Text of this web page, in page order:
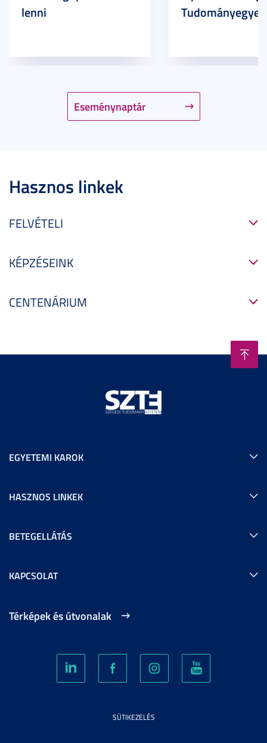
Eseménynaptár
lenni
Hasznos linkek
FELVÉTELI
KÉPZÉSEINK
CENTENÁRIUM
EGYETEMI KAROK
HASZNOS LINKEK
BETEGELLÁTÁS
KAPCSOLAT
Térképek és útvonalak
SÜTIKEZELÉS